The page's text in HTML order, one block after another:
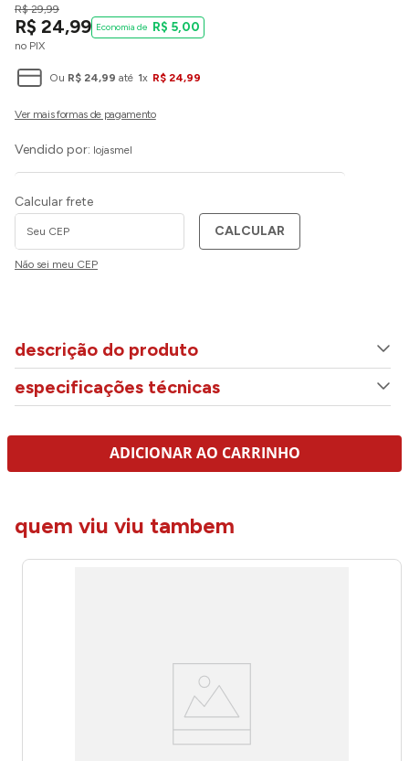
R$ 29,99
R$ 24,99
no PIX
R$ 5,00
Ou R$ 24,99 até 1x R$ 24,99
Vendido por: lojasmel
Calcular frete
CALCULAR
Não sei meu CEP
descrição do produto
especificações técnicas
ADICIONAR AO CARRINHO
quem viu viu tambem